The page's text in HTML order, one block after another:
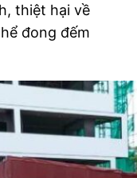
thiệt hại về
đong đếm